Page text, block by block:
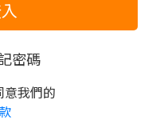
密碼
意我們的